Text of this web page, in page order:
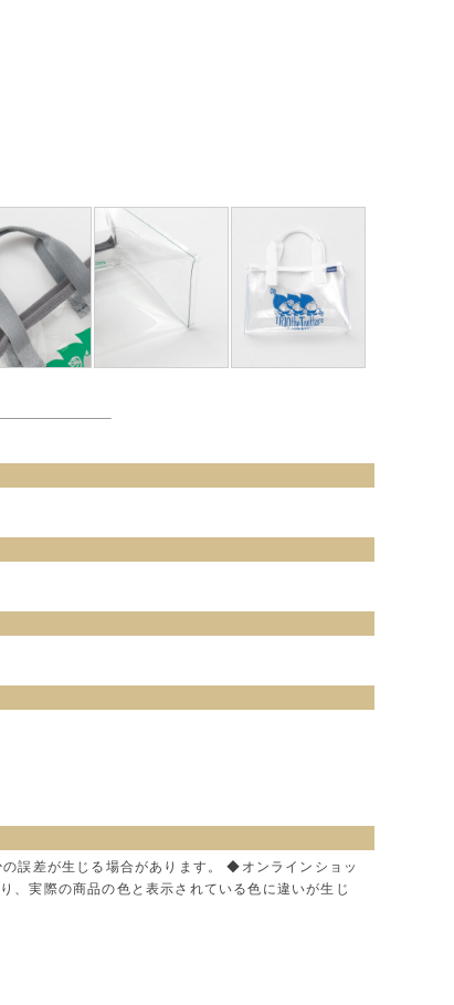
誤差が生じる場合があります。 ◆オンラインショッ
、実際の商品の色と表示されている色に違いが生じ